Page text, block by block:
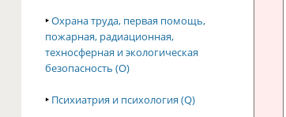
‣Охрана труда, первая помощь,
пожарная, радиационная,
техносферная и экологическая
безопасность (O)
‣ Психиатрия и психология (Q)